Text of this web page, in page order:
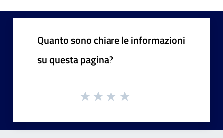
Quanto sono chiare le informazioni
su questa pagina?